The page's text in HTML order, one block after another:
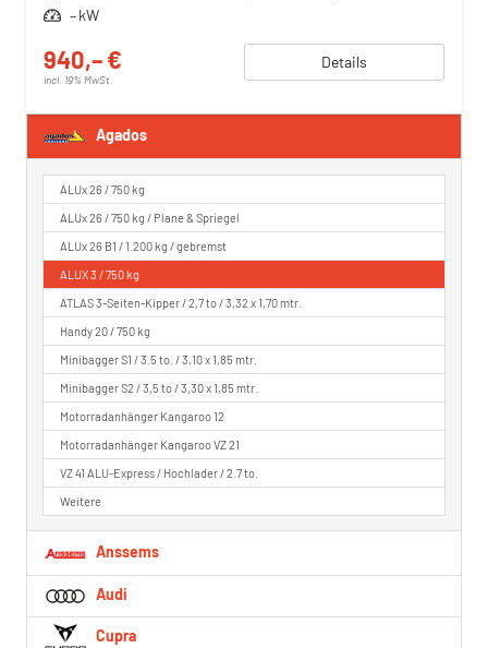
Leistung – kW
940,– €
incl. 19% MwSt.
Details
Agados
ALUx 26 / 750 kg
ALUx 26 / 750 kg / Plane & Spriegel
ALUx 26 B1 / 1.200 kg / gebremst
ALUX 3 / 750 kg
ATLAS 3-Seiten-Kipper / 2,7 to / 3,32 x 1,70 mtr.
Handy 20 / 750 kg
Minibagger S1 / 3.5 to. / 3,10 x 1,85 mtr.
Minibagger S2 / 3,5 to / 3,30 x 1,85 mtr.
Motorradanhänger Kangaroo 12
Motorradanhänger Kangaroo VZ 21
VZ 41 ALU-Express / Hochlader / 2.7 to.
Weitere
Anssems
Audi
Cupra